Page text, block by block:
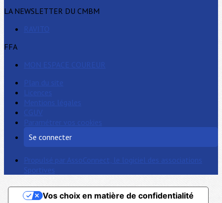
LA NEWSLETTER DU CMBM
RAVITO
FFA
MON ESPACE COUREUR
Plan du site
Licences
Mentions légales
CGUV
Paramétrer vos cookies
Se connecter
Propulsé par AssoConnect, le logiciel des associations
Sportives
Vos choix en matière de confidentialité